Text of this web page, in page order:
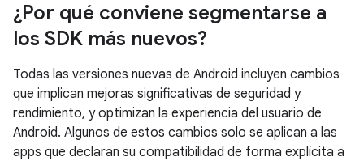
¿Por qué conviene segmentarse a
los SDK más nuevos?
Todas las versiones nuevas de Android incluyen cambios
que implican mejoras significativas de seguridad y
rendimiento, y optimizan la experiencia del usuario de
Android. Algunos de estos cambios solo se aplican a las
apps que declaran su compatibilidad de forma explícita a